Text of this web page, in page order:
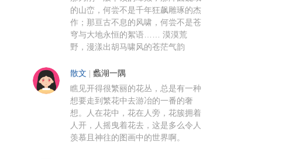
的山峦，何尝不是千年狂飙雕琢的杰
作；那亘古不息的风啸，何尝不是苍
穹与大地永恒的絮语…… 漠漠荒
野，漫漾出胡马啸风的苍茫气韵
散文 蠡湖一隅
瞧见开得很繁丽的花丛，总是有一种
想要走到繁花中去游冶的一番的奢
想。人在花中，花在人旁，花簇拥着
人开，人摇曳着花去，这是多么令人
羡慕且神往的图画中的世界啊。